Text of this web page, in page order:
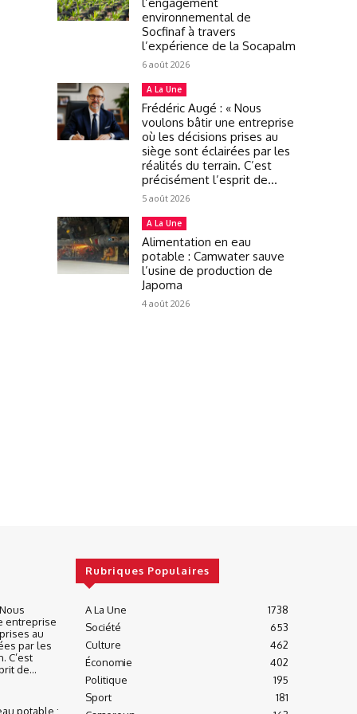
l’engagement
environnemental de
Socfinaf à travers
l’expérience de la Socapalm
6 août 2026
A La Une
Frédéric Augé : « Nous
voulons bâtir une entreprise
où les décisions prises au
siège sont éclairées par les
réalités du terrain. C’est
précisément l’esprit de...
5 août 2026
A La Une
Alimentation en eau
potable : Camwater sauve
l’usine de production de
Japoma
4 août 2026
entreprise
au
par les
C’est
de...
potable :
Rubriques Populaires
A La Une
1738
Société
653
Culture
462
Économie
402
Politique
195
Sport
181